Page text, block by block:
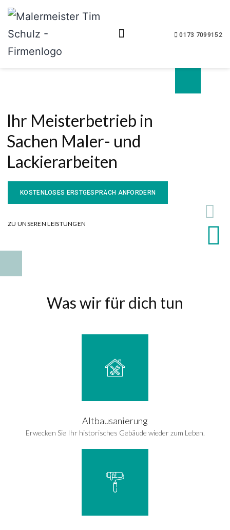
0173 7099152
Ihr Meisterbetrieb in
Sachen Maler- und
Lackierarbeiten
KOSTENLOSES ERSTGESPRÄCH ANFORDERN
ZU UNSEREN LEISTUNGEN
Was wir für dich tun
Altbausanierung
Erwecken Sie Ihr historisches Gebäude wieder zum Leben.